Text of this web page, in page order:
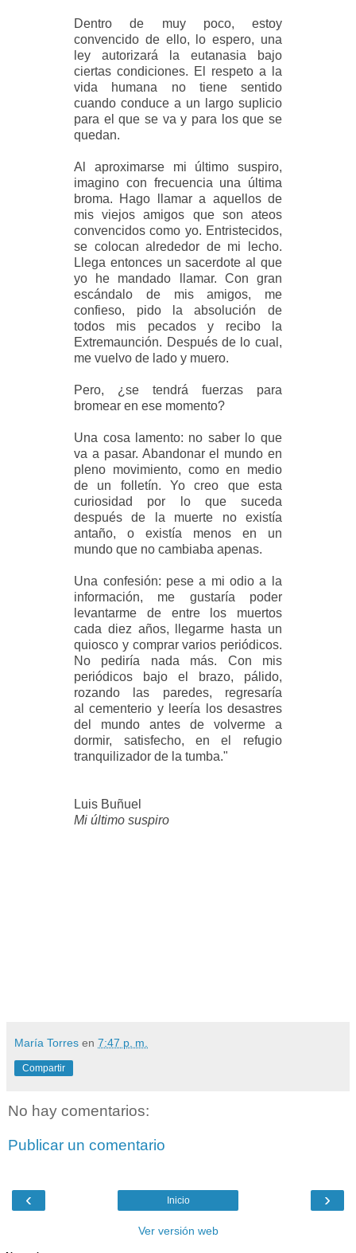
Dentro de muy poco, estoy
convencido de ello, lo espero, una
ley autorizará la eutanasia bajo
ciertas condiciones. El respeto a la
vida humana no tiene sentido
cuando conduce a un largo suplicio
para el que se va y para los que se
quedan.
Al aproximarse mi último suspiro,
imagino con frecuencia una última
broma. Hago llamar a aquellos de
mis viejos amigos que son ateos
convencidos como yo. Entristecidos,
se colocan alrededor de mi lecho.
Llega entonces un sacerdote al que
yo he mandado llamar. Con gran
escándalo de mis amigos, me
confieso, pido la absolución de
todos mis pecados y recibo la
Extremaunción. Después de lo cual,
me vuelvo de lado y muero.
Pero, ¿se tendrá fuerzas para
bromear en ese momento?
Una cosa lamento: no saber lo que
va a pasar. Abandonar el mundo en
pleno movimiento, como en medio
de un folletín. Yo creo que esta
curiosidad por lo que suceda
después de la muerte no existía
antaño, o existía menos en un
mundo que no cambiaba apenas.
Una confesión: pese a mi odio a la
información, me gustaría poder
levantarme de entre los muertos
cada diez años, llegarme hasta un
quiosco y comprar varios periódicos.
No pediría nada más. Con mis
periódicos bajo el brazo, pálido,
rozando las paredes, regresaría
al cementerio y leería los desastres
del mundo antes de volverme a
dormir, satisfecho, en el refugio
tranquilizador de la tumba."
Luis Buñuel
Mi último suspiro
María Torres en 7:47 p. m.
Compartir
No hay comentarios:
Publicar un comentario
‹ ›
Inicio
Ver versión web